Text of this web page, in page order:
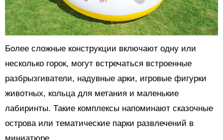
Более сложные конструкции включают одну или
несколько горок, могут встречаться встроенные
разбрызгиватели, надувные арки, игровые фигурки
животных, кольца для метания и маленькие
лабиринты. Такие комплексы напоминают сказочные
острова или тематические парки развлечений в